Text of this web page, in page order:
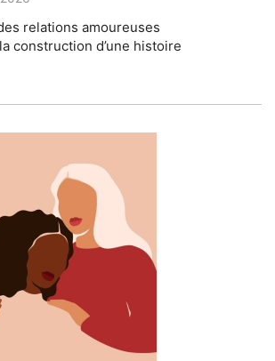
relations amoureuses
construction d’une histoire